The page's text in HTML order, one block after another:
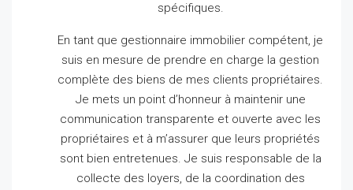
spécifiques.
En tant que gestionnaire immobilier compétent, je
suis en mesure de prendre en charge la gestion
complète des biens de mes clients propriétaires.
Je mets un point d’honneur à maintenir une
communication transparente et ouverte avec les
propriétaires et à m’assurer que leurs propriétés
sont bien entretenues. Je suis responsable de la
collecte des loyers, de la coordination des